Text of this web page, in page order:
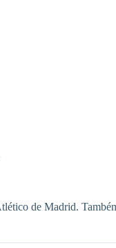
de Madrid.